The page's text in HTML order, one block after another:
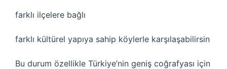
farklı ilçelere bağlı
farklı kültürel yapıya sahip köylerle karşılaşabilirsin
Bu durum özellikle Türkiye’nin geniş coğrafyası için